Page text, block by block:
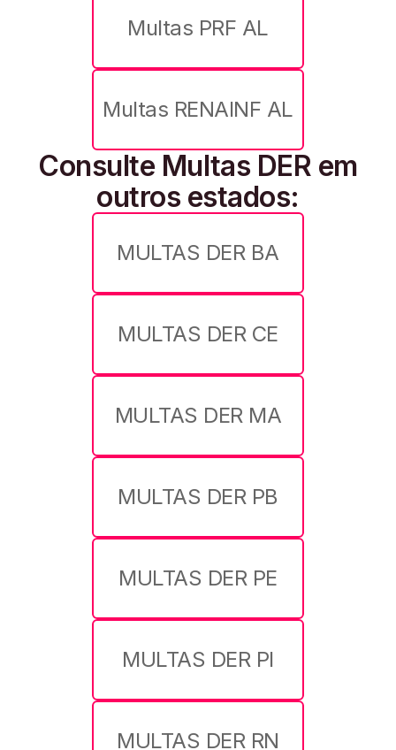
Multas PRF AL
Multas RENAINF AL
Consulte Multas DER em
outros estados:
MULTAS DER BA
MULTAS DER CE
MULTAS DER MA
MULTAS DER PB
MULTAS DER PE
MULTAS DER PI
MULTAS DER RN